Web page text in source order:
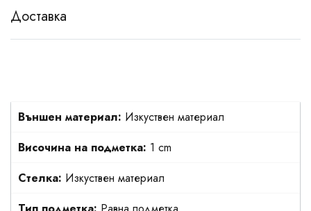
Доставка
Външен материал: Изкуствен материал
Височина на подметка: 1 cm
Стелка: Изкуствен материал